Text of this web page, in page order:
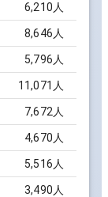
6,210 人
8,646 人
5,796 人
11,071 人
7,672 人
4,670 人
5,516 人
3,490 人